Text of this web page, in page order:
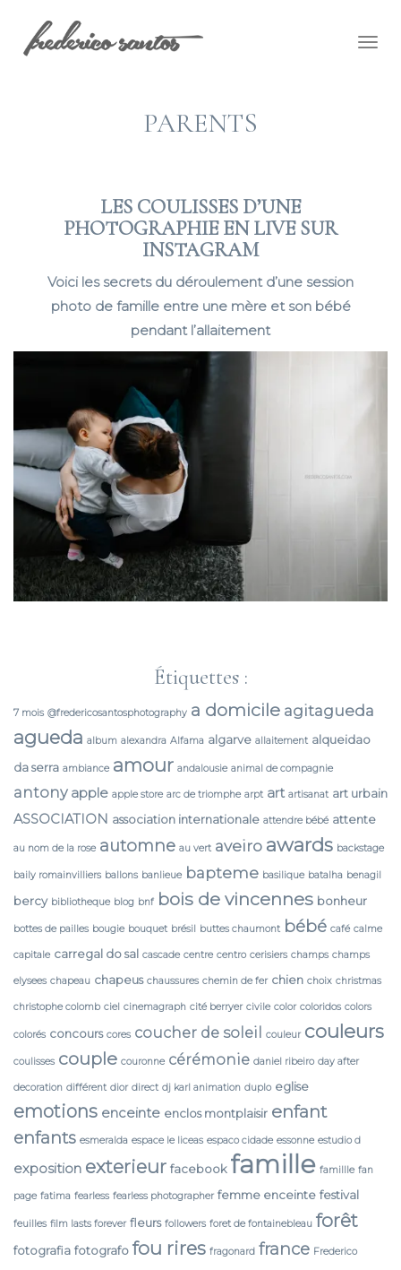
PARENTS
LES COULISSES D’UNE
PHOTOGRAPHIE EN LIVE SUR
INSTAGRAM
Voici les secrets du déroulement d’une session
photo de famille entre une mère et son bébé
pendant l’allaitement
Étiquettes :
7 mois @fredericosantosphotography a domicile agitagueda
agueda album alexandra Alfama algarve allaitement alqueidao
da serra ambiance amour andalousie animal de compagnie
antony apple apple store arc de triomphe arpt art artisanat art urbain
ASSOCIATION association internationale attendre bébé attente
au nom de la rose automne au vert aveiro awards backstage
baily romainvilliers ballons banlieue bapteme basilique batalha benagil
bercy bibliotheque blog bnf bois de vincennes bonheur
bottes de pailles bougie bouquet brésil buttes chaumont bébé café calme
capitale carregal do sal cascade centre centro cerisiers champs champs
elysees chapeau chapeus chaussures chemin de fer chien choix christmas
christophe colomb ciel cinemagraph cité berryer civile color coloridos colors
colorés concours cores coucher de soleil couleur couleurs
coulisses couple couronne cérémonie daniel ribeiro day after
decoration différent dior direct dj karl animation duplo eglise
emotions enceinte enclos montplaisir enfant
enfants esmeralda espace le liceas espaco cidade essonne estudio d
exposition exterieur facebook famille famillle fan
page fatima fearless fearless photographer femme enceinte festival
feuilles film lasts forever fleurs followers foret de fontainebleau forêt
fotografia fotografo fou rires fragonard france Frederico